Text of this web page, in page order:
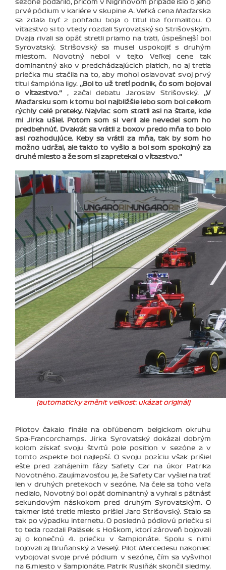
sezóne podarilo, pričom v Nigrinovom prípade išlo o jeho
prvé pódium v kariére v skupine A. Veľká cena Maďarska
sa zdala byť z pohľadu boja o titul iba formalitou. O
víťazstvo si to vtedy rozdali Syrovatský so Strišovským.
Dvaja rivali sa opäť stretli priamo na trati, úspešnejší bol
Syrovatský. Strišovský sa musel uspokojiť s druhým
miestom. Novotný nebol v tejto Veľkej cene tak
dominantný ako v predchádzajúcich piatich, no aj tretia
priečka mu stačila na to, aby mohol oslavovať svoj prvý
titul šampióna ligy. ‚‚Bol to už tretí podnik, čo som bojoval
o víťazstvo.‘‘ , začal debatu Jaroslav Strišovský. ‚‚V
Maďarsku som k tomu bol najbližšie lebo som bol celkom
rýchly celé preteky. Najviac som stratil asi na štarte, kde
mi Jirka ušiel. Potom som si veril ale nevedel som ho
predbehnúť. Dvakrát sa vrátil z boxov predo mňa to bolo
asi rozhodujúce. Keby sa vrátil za mňa, tak by som ho
možno udržal, ale takto to vyšlo a bol som spokojný za
druhé miesto a že som si zapretekal o víťazstvo.‘‘
(automaticky změnit velikost: ukázat originál)
Pilotov čakalo finále na obľúbenom belgickom okruhu
Spa-Francorchamps. Jirka Syrovatský dokázal dobrým
kolom získať svoju štvrtú pole position v sezóne a v
tomto aspekte bol najlepší. O svoju pozíciu však prišiel
ešte pred zahájením fázy Safety Car na úkor Patrika
Novotného. Zaujímavosťou je, že Safety Car vyšiel na trať
len v druhých pretekoch v sezóne. Na čele sa toho veľa
nedialo, Novotný bol opäť dominantný a vyhral s pätnásť
sekundovým náskokom pred druhým Syrovatským. O
takmer isté tretie miesto prišiel Jaro Strišovský. Stalo sa
tak po výpadku internetu. O poslednú pódiovú priečku si
to teda rozdali Palásek s Hoškom, ktorí zároveň bojovali
aj o konečnú 4. priečku v šampionáte. Spolu s nimi
bojovali aj Bruňanský a Veselý. Pilot Mercedesu nakoniec
vybojoval svoje prvé pódium v sezóne, čím sa vyšvihol
na 6.miesto v šampionáte. Patrik Rusiňák skončil siedmy.